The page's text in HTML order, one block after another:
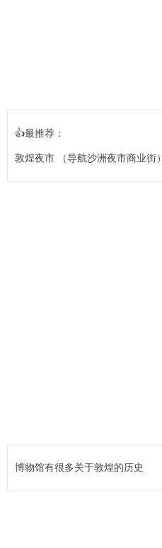
👍最推荐：
敦煌夜市 （导航沙洲夜市商业街
博物馆有很多关于敦煌的历史